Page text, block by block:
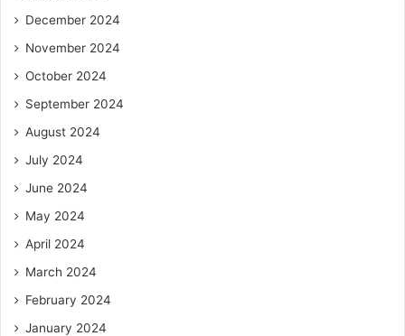
December 2024
November 2024
October 2024
September 2024
August 2024
July 2024
June 2024
May 2024
April 2024
March 2024
February 2024
January 2024